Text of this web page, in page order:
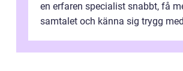
en erfaren specialist snabbt, få
samtalet och känna sig trygg med